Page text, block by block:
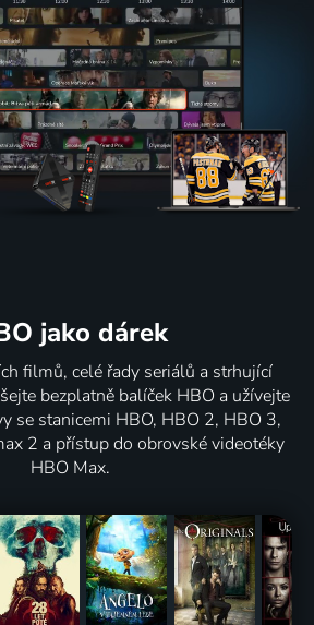
jako dárek
filmů, celé řady seriálů a strhující
bezplatně balíček HBO a užívejte
se stanicemi HBO, HBO 2, HBO 3,
2 a přístup do obrovské videotéky
HBO Max.